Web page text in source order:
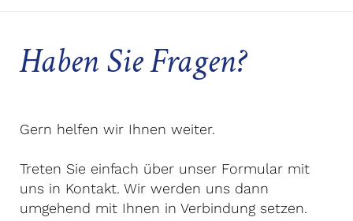
Haben Sie Fragen?
Gern helfen wir Ihnen weiter.
Treten Sie einfach über unser Formular mit
uns in Kontakt. Wir werden uns dann
umgehend mit Ihnen in Verbindung setzen.